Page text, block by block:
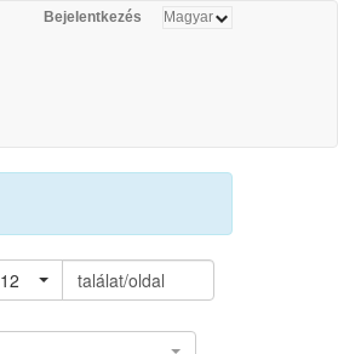
Bejelentkezés
12
találat/oldal